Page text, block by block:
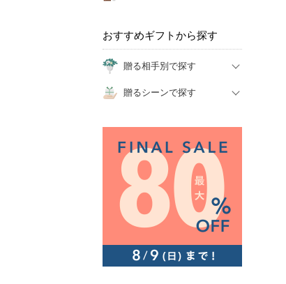
おすすめギフトから探す
贈る相手別で探す
贈るシーンで探す